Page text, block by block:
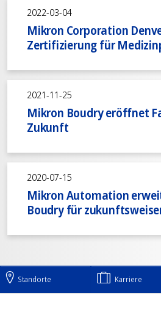
2022-03-04
Mikron Corporation
Zertifizierung für
2021-11-25
Mikron Boudry eröffnet
Zukunft
2020-07-15
Mikron Automation
Boudry für
Standorte Karriere